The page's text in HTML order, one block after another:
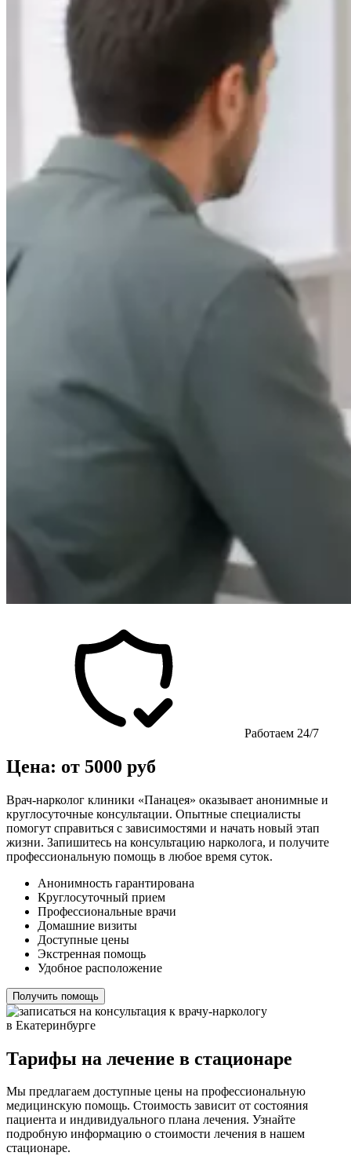
Работаем 24/7
Цена: от 5000 руб
Врач-нарколог клиники «Панацея» оказывает анонимные и
круглосуточные консультации. Опытные специалисты
помогут справиться с зависимостями и начать новый этап
жизни. Запишитесь на консультацию нарколога, и получите
профессиональную помощь в любое время суток.
Анонимность гарантирована
Круглосуточный прием
Профессиональные врачи
Домашние визиты
Доступные цены
Экстренная помощь
Удобное расположение
Получить помощь
Тарифы на лечение в стационаре
Мы предлагаем доступные цены на профессиональную
медицинскую помощь. Стоимость зависит от состояния
пациента и индивидуального плана лечения. Узнайте
подробную информацию о стоимости лечения в нашем
стационаре.